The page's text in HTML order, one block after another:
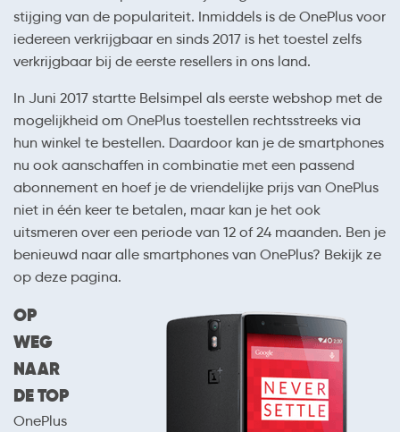
stijging van de populariteit. Inmiddels is de OnePlus voor
iedereen verkrijgbaar en sinds 2017 is het toestel zelfs
verkrijgbaar bij de eerste resellers in ons land.
In Juni 2017 startte Belsimpel als eerste webshop met de
mogelijkheid om OnePlus toestellen rechtsstreeks via
hun winkel te bestellen. Daardoor kan je de smartphones
nu ook aanschaffen in combinatie met een passend
abonnement en hoef je de vriendelijke prijs van OnePlus
niet in één keer te betalen, maar kan je het ook
uitsmeren over een periode van 12 of 24 maanden. Ben je
benieuwd naar alle smartphones van OnePlus? Bekijk ze
op deze pagina.
OP
WEG
NAAR
DE TOP
OnePlus